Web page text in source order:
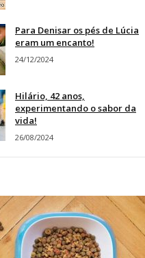
Para Denisar os pés de Lúcia
eram um encanto!
24/12/2024
Hilário, 42 anos,
experimentando o sabor da
vida!
26/08/2024